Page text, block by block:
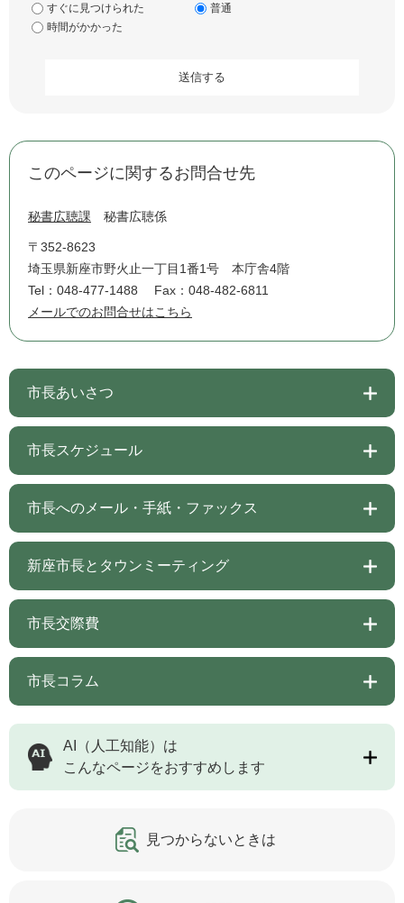
すぐに見つけられた
普通
時間がかかった
このページに関するお問合せ先
秘書広聴課 秘書広聴係
〒352-8623
埼玉県新座市野火止一丁目1番1号 本庁舎4階
Tel：048-477-1488
Fax：048-482-6811
メールでのお問合せはこちら
市長あいさつ
市長スケジュール
市長へのメール・手紙・ファックス
新座市長とタウンミーティング
市長交際費
市長コラム
AI（人工知能）は
こんなページをおすすめします
見つからないときは